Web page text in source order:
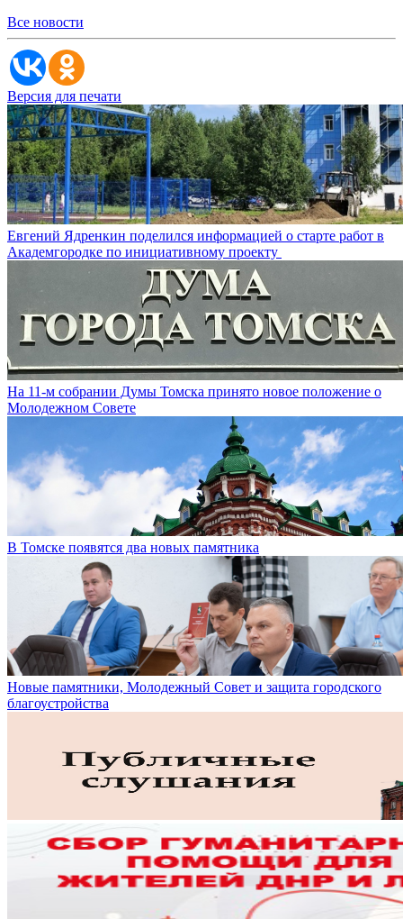
Все новости
Версия для печати
Евгений Ядренкин поделился информацией о старте работ в
Академгородке по инициативному проекту
На 11-м собрании Думы Томска принято новое положение о
Молодежном Совете
В Томске появятся два новых памятника
Новые памятники, Молодежный Совет и защита городского
благоустройства